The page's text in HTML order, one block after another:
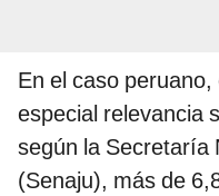
En el caso
especial relevancia
según la Secretaría
(Senaju), más de